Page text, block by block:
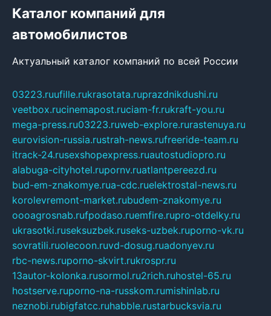
Каталог компаний для
автомобилистов
Актуальный каталог компаний по всей России
03223.ruufille.rukrasotata.ruprazdnikdushi.ru
veetbox.rucinemapost.ruciam-fr.rukraft-you.ru
mega-press.ru03223.ruweb-explore.rurastenuya.ru
eurovision-russia.rustrah-news.rufreeride-team.ru
itrack-24.rusexshopexpress.ruautostudiopro.ru
alabuga-cityhotel.rupornv.ruatlantpereezd.ru
bud-em-znakomye.rua-cdc.ruelektrostal-news.ru
korolevremont-market.rubudem-znakomye.ru
oooagrosnab.rufpodaso.ruemfire.rupro-otdelky.ru
ukrasotki.ruseksuzbek.ruseks-uzbek.ruporno-vk.ru
sovratili.ruolecoon.ruvd-dosug.ruadonyev.ru
rbc-news.ruporno-skvirt.rukrospr.ru
13autor-kolonka.rusormol.ru2rich.ruhostel-65.ru
hostserve.ruporno-na-russkom.rumishinlab.ru
neznobi.rubigfatcc.ruhabble.rustarbucksvia.ru